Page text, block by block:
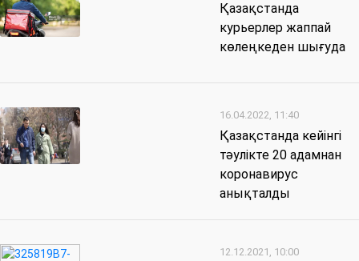
Қазақстанда
курьерлер жаппай
көлеңкеден шығуда
16.04.2022, 11:40
Қазақстанда кейінгі
тәулікте 20 адамнан
коронавирус
анықталды
12.12.2021, 10:00